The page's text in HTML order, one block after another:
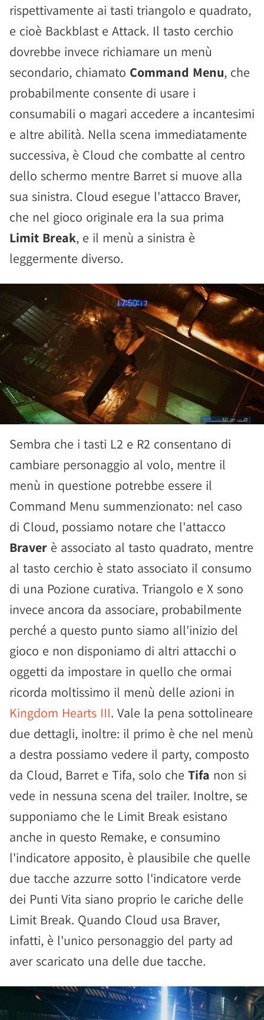
rispettivamente ai tasti triangolo e quadrato,
e cioè Backblast e Attack. Il tasto cerchio
dovrebbe invece richiamare un menù
secondario, chiamato Command Menu, che
probabilmente consente di usare i
consumabili o magari accedere a incantesimi
e altre abilità. Nella scena immediatamente
successiva, è Cloud che combatte al centro
dello schermo mentre Barret si muove alla
sua sinistra. Cloud esegue l'attacco Braver,
che nel gioco originale era la sua prima
Limit Break, e il menù a sinistra è
leggermente diverso.
Sembra che i tasti L2 e R2 consentano di
cambiare personaggio al volo, mentre il
menù in questione potrebbe essere il
Command Menu summenzionato: nel caso
di Cloud, possiamo notare che l'attacco
Braver è associato al tasto quadrato, mentre
al tasto cerchio è stato associato il consumo
di una Pozione curativa. Triangolo e X sono
invece ancora da associare, probabilmente
perché a questo punto siamo all'inizio del
gioco e non disponiamo di altri attacchi o
oggetti da impostare in quello che ormai
ricorda moltissimo il menù delle azioni in
Kingdom Hearts III. Vale la pena sottolineare
due dettagli, inoltre: il primo è che nel menù
a destra possiamo vedere il party, composto
da Cloud, Barret e Tifa, solo che Tifa non si
vede in nessuna scena del trailer. Inoltre, se
supponiamo che le Limit Break esistano
anche in questo Remake, e consumino
l'indicatore apposito, è plausibile che quelle
due tacche azzurre sotto l'indicatore verde
dei Punti Vita siano proprio le cariche delle
Limit Break. Quando Cloud usa Braver,
infatti, è l'unico personaggio del party ad
aver scaricato una delle due tacche.